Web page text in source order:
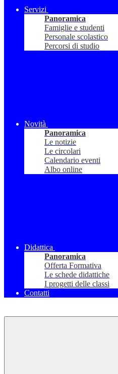
Servizi
Panoramica
Famiglie e studenti
Personale scolastico
Percorsi di studio
Novità
Panoramica
Le notizie
Le circolari
Calendario eventi
Albo online
Didattica
Panoramica
Offerta Formativa
Le schede didattiche
I progetti delle classi
Contatti